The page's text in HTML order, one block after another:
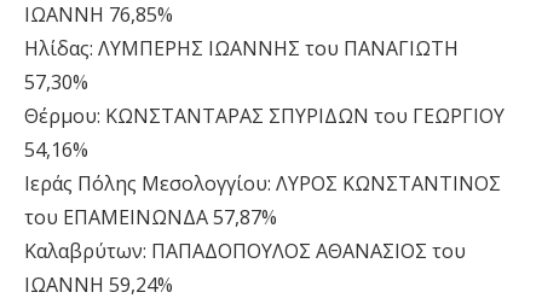
ΙΩΑΝΝΗ 76,85%
Ηλίδας: ΛΥΜΠΕΡΗΣ ΙΩΑΝΝΗΣ του ΠΑΝΑΓΙΩΤΗ
57,30%
Θέρμου: ΚΩΝΣΤΑΝΤΑΡΑΣ ΣΠΥΡΙΔΩΝ του ΓΕΩΡΓΙΟΥ
54,16%
Ιεράς Πόλης Μεσολογγίου: ΛΥΡΟΣ ΚΩΝΣΤΑΝΤΙΝΟΣ
του ΕΠΑΜΕΙΝΩΝΔΑ 57,87%
Καλαβρύτων: ΠΑΠΑΔΟΠΟΥΛΟΣ ΑΘΑΝΑΣΙΟΣ του
ΙΩΑΝΝΗ 59,24%